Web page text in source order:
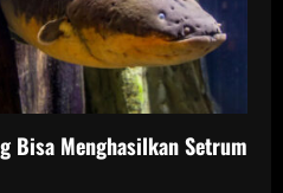
Menghasilkan Setrum